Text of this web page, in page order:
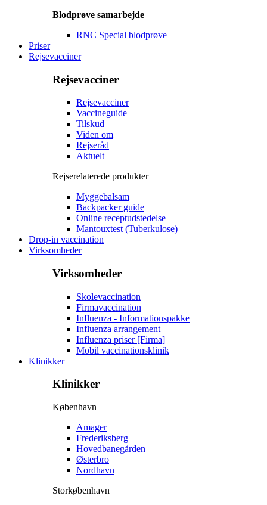
Blodprøve samarbejde
RNC Special blodprøve
Priser
Rejsevacciner
Rejsevacciner
Rejsevacciner
Vaccineguide
Tilskud
Viden om
Rejseråd
Aktuelt
Rejserelaterede produkter
Myggebalsam
Backpacker guide
Online receptudstedelse
Mantouxtest (Tuberkulose)
Drop-in vaccination
Virksomheder
Virksomheder
Skolevaccination
Firmavaccination
Influenza - Informationspakke
Influenza arrangement
Influenza priser [Firma]
Mobil vaccinationsklinik
Klinikker
Klinikker
København
Amager
Frederiksberg
Hovedbanegården
Østerbro
Nordhavn
Storkøbenhavn